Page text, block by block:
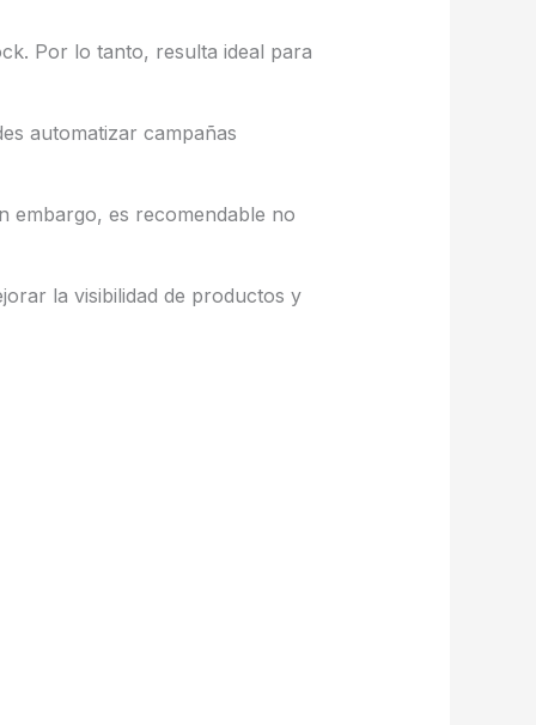
Por lo tanto, resulta ideal para
automatizar campañas
embargo, es recomendable no
la visibilidad de productos y